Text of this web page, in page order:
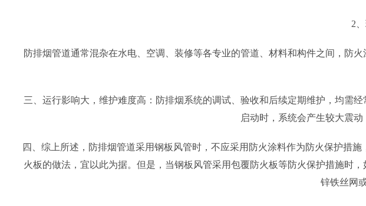
2
防排烟管道通常混杂在水电、空调、装修等各专业的管道、材料和构件之间，防
三、运行影响大，维护难度高：防排烟系统的调试、验收和后续定期维护，均需
启动时，系统会产生较大震
四、综上所述，防排烟管道采用钢板风管时，不应采用防火涂料作为防火保护措
火板的做法，宜以此为据。但是，当钢板风管采用包覆防火板等防火保护措施时
锌铁丝网